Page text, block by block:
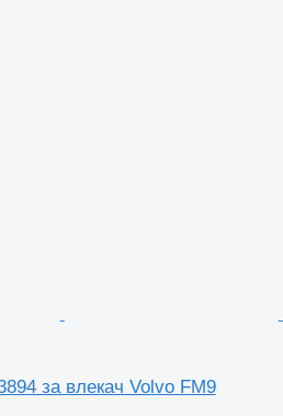
за влекач Volvo FM9